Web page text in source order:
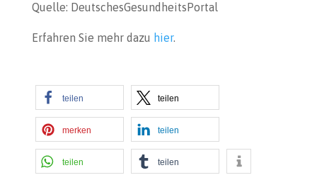
Quelle: DeutschesGesundheitsPortal
Erfahren Sie mehr dazu hier.
teilen teilen
merken teilen
teilen teilen